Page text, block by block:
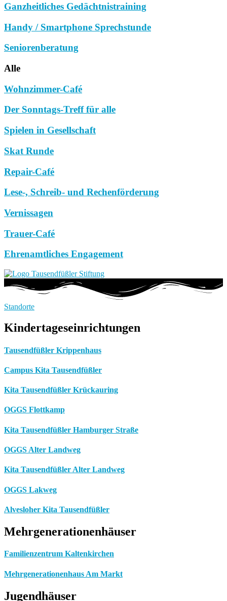
Ganzheitliches Gedächtnistraining
Handy / Smartphone Sprechstunde
Seniorenberatung
Alle
Wohnzimmer-Café
Der Sonntags-Treff für alle
Spielen in Gesellschaft
Skat Runde
Repair-Café
Lese-, Schreib- und Rechenförderung
Vernissagen
Trauer-Café
Ehrenamtliches Engagement
Standorte
Kindertageseinrichtungen
Tausendfüßler Krippenhaus
Campus Kita Tausendfüßler
Kita Tausendfüßler Krückauring
OGGS Flottkamp
Kita Tausendfüßler Hamburger Straße
OGGS Alter Landweg
Kita Tausendfüßler Alter Landweg
OGGS Lakweg
Alvesloher Kita Tausendfüßler
Mehrgenerationenhäuser
Familienzentrum Kaltenkirchen
Mehrgenerationenhaus Am Markt
Jugendhäuser